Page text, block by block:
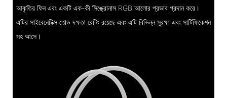
আকৃতির ফিন এবং একটি এক-কী সিঙ্ক্রোনাস RGB আলোর প্রভাব প্রদান করে।
এটির সাইবেনেটিক্স গোল্ড দক্ষতা রেটিং রয়েছে এবং এটি বিভিন্ন সুরক্ষা এবং সার্টিফিকেশন
সহ আসে।